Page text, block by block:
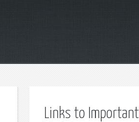
Links to Important